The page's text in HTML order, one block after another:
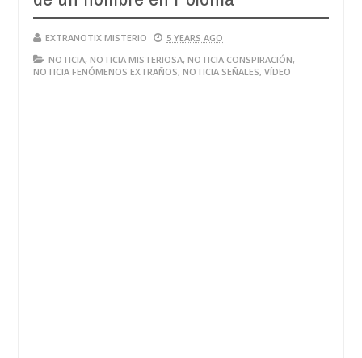
EXTRANOTIX MISTERIO
5 YEARS AGO
NOTICIA, NOTICIA MISTERIOSA, NOTICIA CONSPIRACIÓN,
NOTICIA FENÓMENOS EXTRAÑOS, NOTICIA SEÑALES, VÍDEO